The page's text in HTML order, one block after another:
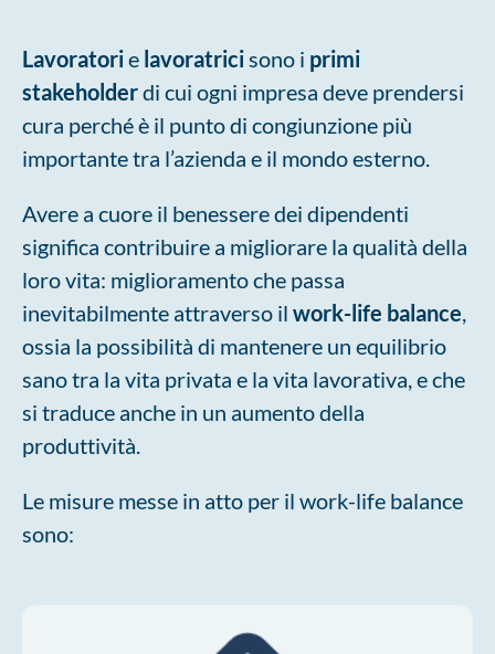
Lavoratorie lavoratrici sono i primi
stakeholderdi cui ogni impresa deve prendersi
cura perché è il punto di congiunzione più
importante tra l’azienda e il mondo esterno.
Avere a cuore il benessere dei dipendenti
significa contribuire a migliorare la qualità della
loro vita: miglioramento che passa
inevitabilmente attraverso il work-life balance
ossia la possibilità di mantenere un equilibrio
sano tra la vita privata e la vita lavorativa, e che
si traduce anche in un aumento della
produttività.
Le misure messe in atto per il work-life balance
sono: